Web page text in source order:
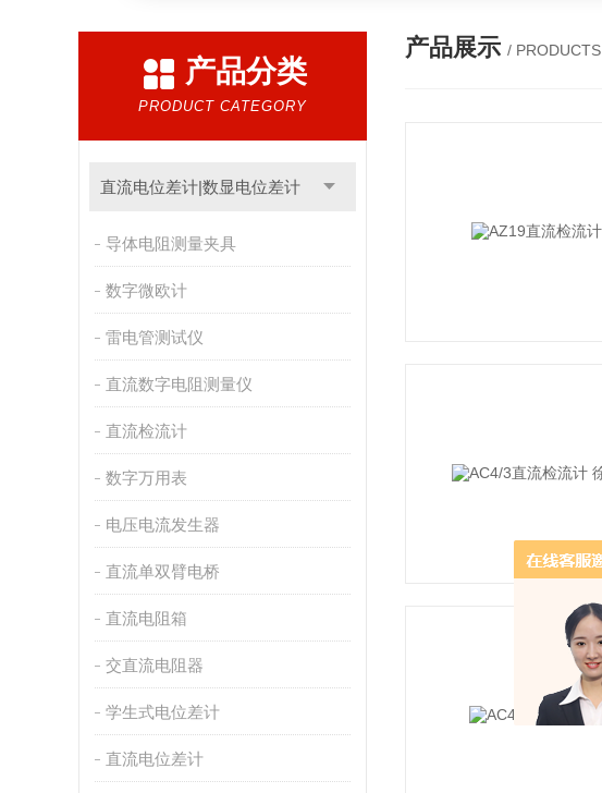
产品分类
PRODUCT CATEGORY
直流电位差计|数显电位差计
导体电阻测量夹具
数字微欧计
雷电管测试仪
直流数字电阻测量仪
直流检流计
数字万用表
电压电流发生器
直流单双臂电桥
直流电阻箱
交直流电阻器
学生式电位差计
直流电位差计
产品展示 / PRODUCTS